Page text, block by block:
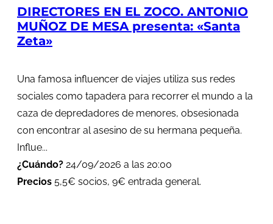
DIRECTORES EN EL ZOCO. ANTONIO
MUÑOZ DE MESA presenta: «Santa
Zeta»
Una famosa influencer de viajes utiliza sus redes
sociales como tapadera para recorrer el mundo a la
caza de depredadores de menores, obsesionada
con encontrar al asesino de su hermana pequeña.
Influe...
¿Cuándo? 24/09/2026 a las 20:00
Precios 5,5€ socios, 9€ entrada general.